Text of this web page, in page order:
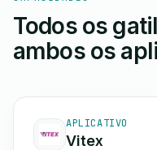
Todos os
ambos os
APLICATIVO
Vitex